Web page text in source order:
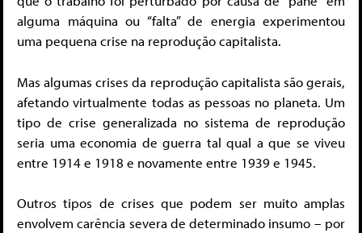
alguma máquina ou “falta” de energia experimentou
uma pequena crise na reprodução capitalista.
Mas algumas crises da reprodução capitalista são gerais,
afetando virtualmente todas as pessoas no planeta. Um
tipo de crise generalizada no sistema de reprodução
seria uma economia de guerra tal qual a que se viveu
entre 1914 e 1918 e novamente entre 1939 e 1945.
Outros tipos de crises que podem ser muito amplas
envolvem carência severa de determinado insumo – por